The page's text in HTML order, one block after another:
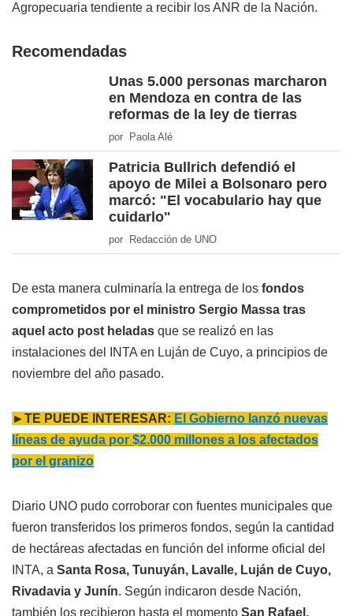
Agropecuaria tendiente a recibir los ANR de la Nación.
Recomendadas
Unas 5.000 personas marcharon
en Mendoza en contra de las
reformas de la ley de tierras
por Paola Alé
Patricia Bullrich defendió el
apoyo de Milei a Bolsonaro pero
marcó: "El vocabulario hay que
cuidarlo"
por Redacción de UNO
De esta manera culminaría la entrega de los fondos
comprometidos por el ministro Sergio Massa tras
aquel acto post heladas que se realizó en las
instalaciones del INTA en Luján de Cuyo, a principios de
noviembre del año pasado.
►TE PUEDE INTERESAR: El Gobierno lanzó nuevas
líneas de ayuda por $2.000 millones a los afectados
por el granizo
Diario UNO pudo corroborar con fuentes municipales que
fueron transferidos los primeros fondos, según la cantidad
de hectáreas afectadas en función del informe oficial del
INTA, a Santa Rosa, Tunuyán, Lavalle, Luján de Cuyo,
Rivadavia y Junín. Según indicaron desde Nación,
también los recibieron hasta el momento San Rafael,